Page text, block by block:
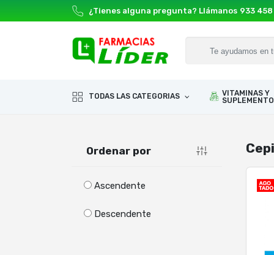
¿Tienes alguna pregunta? Llámanos 933
TODAS LAS CATEGORIAS
VITAMINAS Y
Ordenar por
Ascendente
Descendente